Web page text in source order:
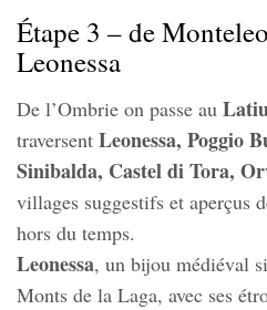
Étape 3 – de
Leonessa
De l’Ombrie on passe au
traversent Leonessa, Poggio
Sinibalda, Castel di Tora,
villages suggestifs et aperçus
hors du temps.
Leonessa, un bijou médiéval
Monts de la Laga, avec ses